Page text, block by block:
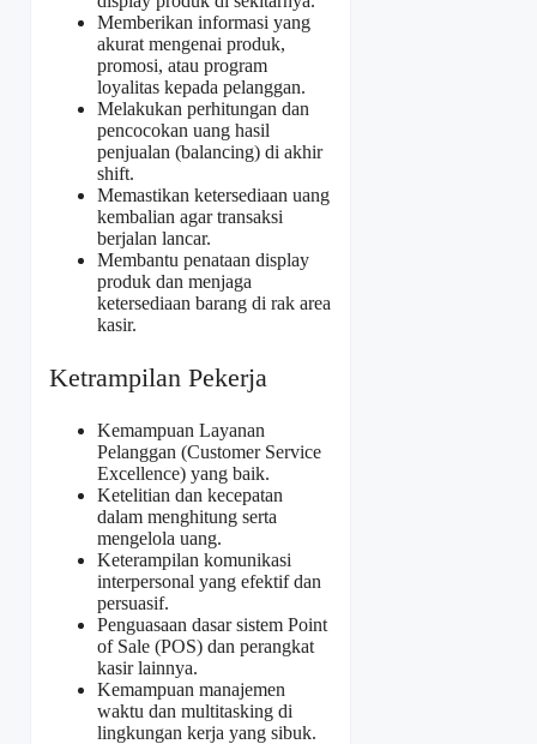
Memberikan informasi yang
akurat mengenai produk,
promosi, atau program
loyalitas kepada pelanggan.
Melakukan perhitungan dan
pencocokan uang hasil
penjualan (balancing) di akhir
shift.
Memastikan ketersediaan uang
kembalian agar transaksi
berjalan lancar.
Membantu penataan display
produk dan menjaga
ketersediaan barang di rak area
kasir.
Ketrampilan Pekerja
Kemampuan Layanan
Pelanggan (Customer Service
Excellence) yang baik.
Ketelitian dan kecepatan
dalam menghitung serta
mengelola uang.
Keterampilan komunikasi
interpersonal yang efektif dan
persuasif.
Penguasaan dasar sistem Point
of Sale (POS) dan perangkat
kasir lainnya.
Kemampuan manajemen
waktu dan multitasking di
lingkungan kerja yang sibuk.